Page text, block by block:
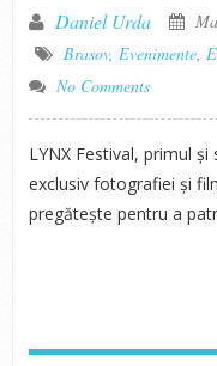
Daniel Urda
Brasov, Evenimente,
No Comments
LYNX Festival, primul
exclusiv fotografiei și
pregătește pentru a